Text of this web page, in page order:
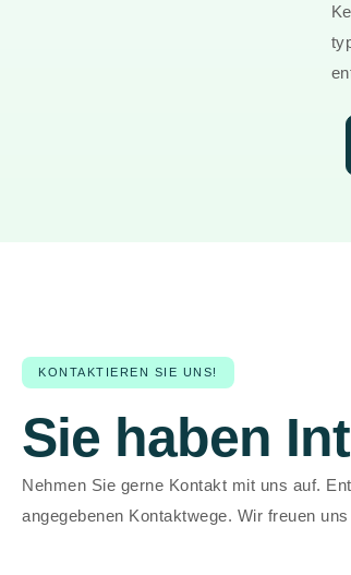
KONTAKTIEREN SIE UNS!
Sie haben
Nehmen Sie gerne Kontakt mit uns auf.
angegebenen Kontaktwege. Wir freuen